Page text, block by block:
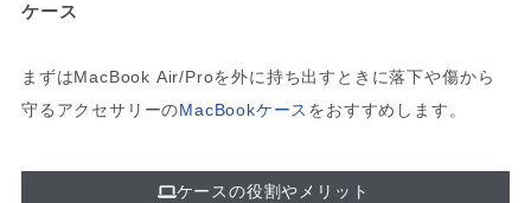
ケース
まずはMacBook Air/Proを外に持ち出すときに落下や傷から
守るアクセサリーのMacBookケース をおすすめします。
ケースの役割やメリット